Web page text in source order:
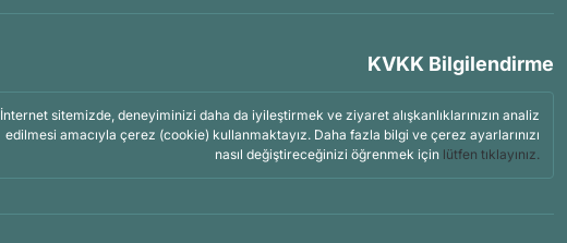
KVKK Bilgilendirme
İnternet sitemizde, deneyiminizi daha da iyileştirmek ve ziyaret alışkanlıklarınızın analiz
edilmesi amacıyla çerez (cookie) kullanmaktayız. Daha fazla bilgi ve çerez ayarlarınızı
nasıl değiştireceğinizi öğrenmek için lütfen tıklayınız.